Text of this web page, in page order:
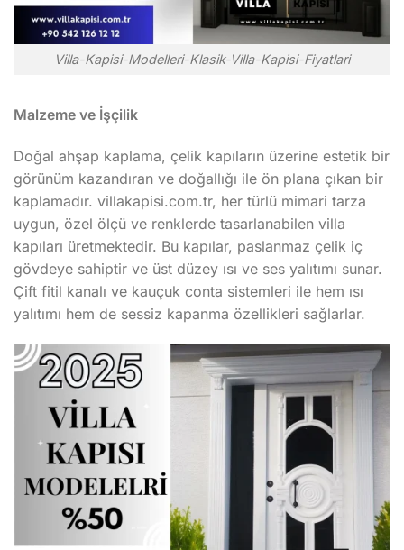
Villa-Kapisi-Modelleri-Klasik-Villa-Kapisi-Fiyatlari
Malzeme ve İşçilik
Doğal ahşap kaplama, çelik kapıların üzerine estetik bir
görünüm kazandıran ve doğallığı ile ön plana çıkan bir
kaplamadır. villakapisi.com.tr, her türlü mimari tarza
uygun, özel ölçü ve renklerde tasarlanabilen villa
kapıları üretmektedir. Bu kapılar, paslanmaz çelik iç
gövdeye sahiptir ve üst düzey ısı ve ses yalıtımı sunar.
Çift fitil kanalı ve kauçuk conta sistemleri ile hem ısı
yalıtımı hem de sessiz kapanma özellikleri sağlarlar.